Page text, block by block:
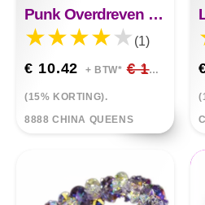
Punk Overdreven Metalen Textuur Dubbele Vinger Ghost Hand Schedel Armband
(1)
€ 10.42 + BTW* € 12.26
(15% KORTING).
8888 CHINA QUEENS